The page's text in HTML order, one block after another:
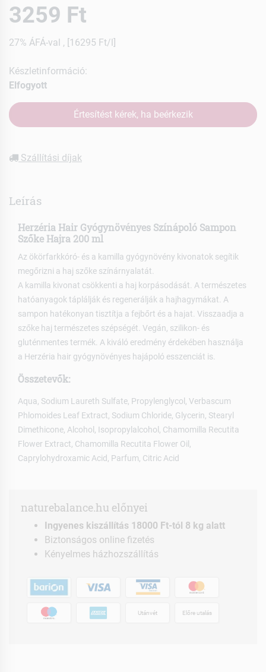
3259 Ft
27% ÁFÁ-val , [16295 Ft/l]
Készletinformáció:
Elfogyott
Értesítést kérek, ha beérkezik
Szállítási díjak
Leírás
Herzéria Hair Gyógynövényes Színápoló Sampon
Szőke Hajra 200 ml
Az ökörfarkkóró- és a kamilla gyógynövény kivonatok segítik
megőrizni a haj szőke színárnyalatát.
A kamilla kivonat csökkenti a haj korpásodását. A természetes
hatóanyagok táplálják és regenerálják a hajhagymákat. A
sampon hatékonyan tisztítja a fejbőrt és a hajat. Visszaadja a
szőke haj természetes szépségét. Vegán, szilikon- és
gluténmentes termék. A kiváló eredmény érdekében használja
a Herzéria hair gyógynövényes hajápoló esszenciát is.
Összetevők:
Aqua, Sodium Laureth Sulfate, Propylenglycol, Verbascum
Phlomoides Leaf Extract, Sodium Chloride, Glycerin, Stearyl
Dimethicone, Alcohol, Isopropylalcohol, Chamomilla Recutita
Flower Extract, Chamomilla Recutita Flower Oil,
Caprylohydroxamic Acid, Parfum, Citric Acid
naturebalance.hu előnyei
Ingyenes kiszállítás 18000 Ft-tól 8 kg alatt
Biztonságos online fizetés
Kényelmes házhozszállítás
Utánvét Előre utalás